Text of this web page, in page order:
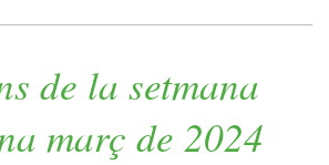
de la setmana
març de 2024